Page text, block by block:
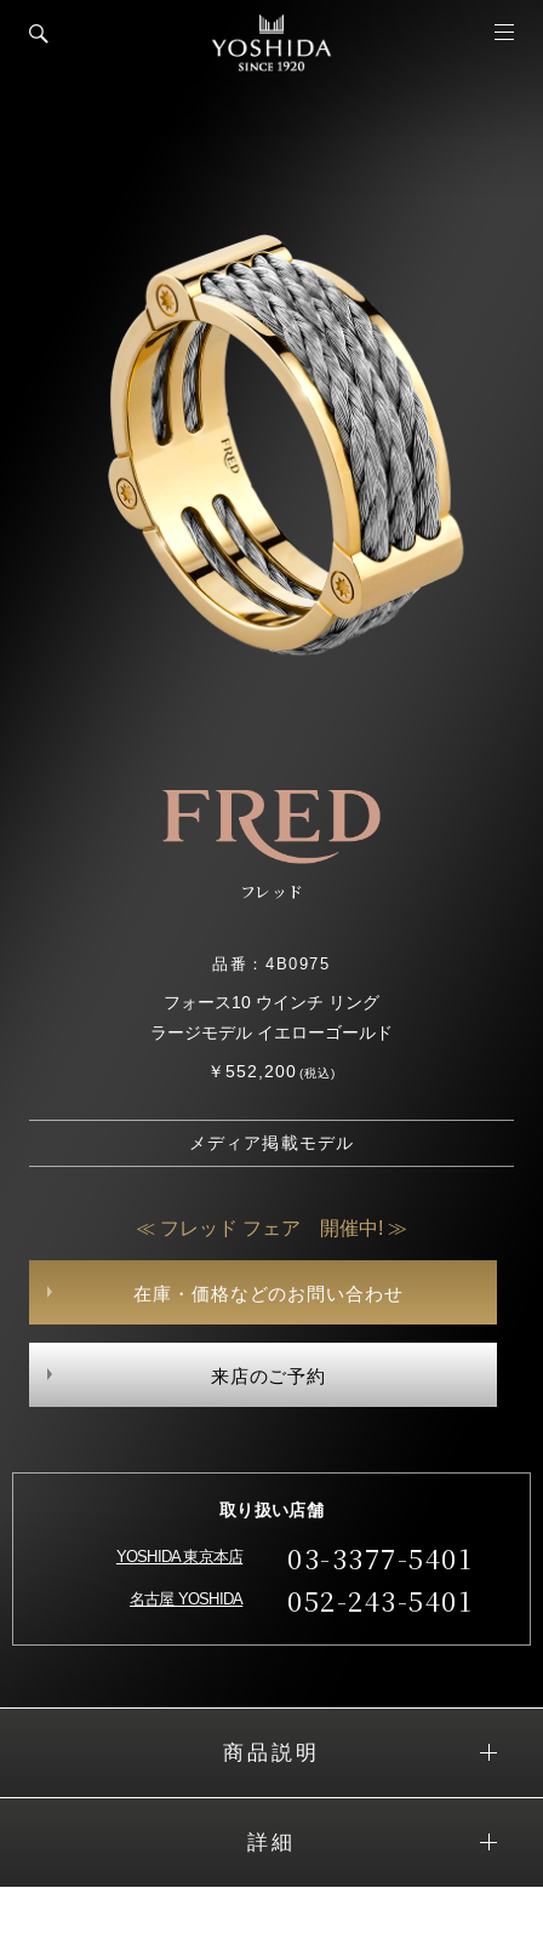
フレッド
品番：4B0975
フォース10 ウインチ リング
ラージモデル イエローゴールド
￥552,200(税込)
メディア掲載モデル
≪ フレッド フェア 開催中! ≫
在庫・価格などのお問い合わせ
来店のご予約
取り扱い店舗
YOSHIDA 東京本店 03-3377-5401
名古屋 YOSHIDA 052-243-5401
商品説明
詳細